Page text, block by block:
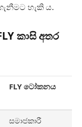
හැකි ය.
කාසි අතර
FLY ටෝකනය
සමාජකාරී